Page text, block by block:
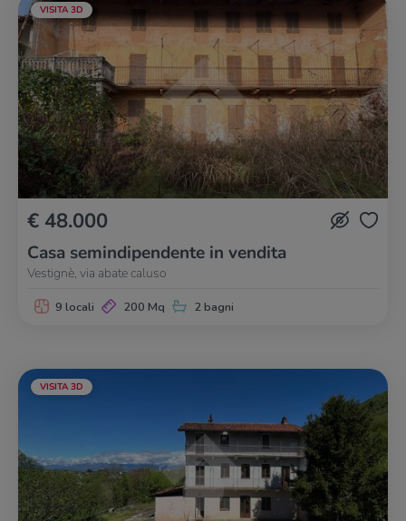
VISITA 3D
€ 48.000
Casa semindipendente in vendita
Vestignè, via abate caluso
9 locali 200 Mq 2 bagni
VISITA 3D